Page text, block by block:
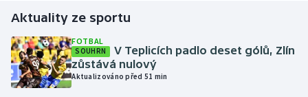
Golf
Gymnastika
Házená
Aktuality ze sportu
FOTBAL
SOUHRN
V Teplicích padlo deset gólů, Zlín
zůstává nulový
Aktualizováno před 51 min